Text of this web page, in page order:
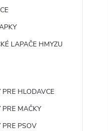
LAPAČE HMYZU
PRE HLODAVCE
PRE MAČKY
PRE PSOV